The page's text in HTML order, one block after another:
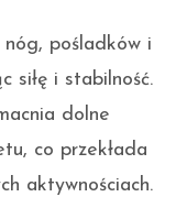
pośladków i
siłę i stabilność.
dolne
co przekłada
aktywnościach.